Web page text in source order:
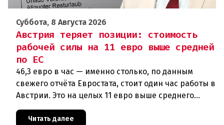
Суббота, 8 Августа 2026
Австрия теряет позиции: стоимость
рабочей силы на 11 евро выше средней
по ЕС
46,3 евро в час — именно столько, по данным
свежего отчёта Евростата, стоит один час работы в
Австрии. Это на целых 11 евро выше среднего
показателя по ЕС (34,9 евро). Особенно наглядно
конкурентное о
Читать далее